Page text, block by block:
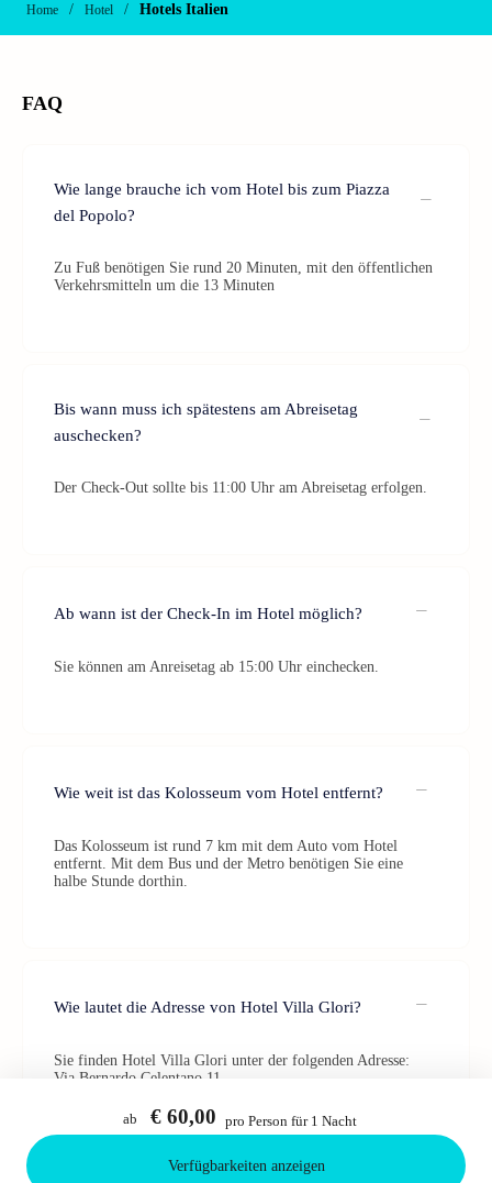
Home / Hotel / Hotels Italien
FAQ
Wie lange brauche ich vom Hotel bis zum Piazza
del Popolo?
Zu Fuß benötigen Sie rund 20 Minuten, mit den öffentlichen
Verkehrsmitteln um die 13 Minuten
Bis wann muss ich spätestens am Abreisetag
auschecken?
Der Check-Out sollte bis 11:00 Uhr am Abreisetag erfolgen.
Ab wann ist der Check-In im Hotel möglich?
Sie können am Anreisetag ab 15:00 Uhr einchecken.
Wie weit ist das Kolosseum vom Hotel entfernt?
Das Kolosseum ist rund 7 km mit dem Auto vom Hotel
entfernt. Mit dem Bus und der Metro benötigen Sie eine
halbe Stunde dorthin.
Wie lautet die Adresse von Hotel Villa Glori?
Sie finden Hotel Villa Glori unter der folgenden Adresse:
Via Bernardo Celentano 11
ab € 60,00 pro Person für 1 Nacht
Verfügbarkeiten anzeigen